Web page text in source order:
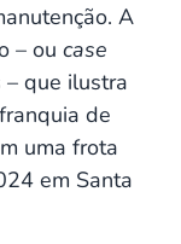
A
– ou case
– que ilustra
de
uma frota
em Santa